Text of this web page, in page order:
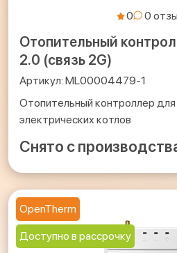
0
Отопительный
2.0 (связь 2G)
ML00004479-1
Отопительный контроллер для
электрических котлов
Снято с
OpenTherm
Доступно в рассрочку